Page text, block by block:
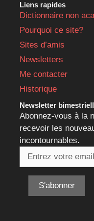
Liens rapides
Dictionnaire non
Pourquoi ce site?
Sites d’amis
Newsletters
Me contacter
Historique
Newsletter
Abonnez-vous à la
recevoir les
incontournables.